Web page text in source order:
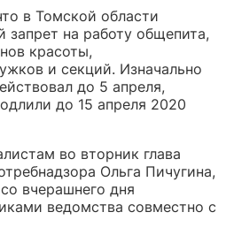
в Томской области
запрет на работу общепита,
красоты,
и секций. Изначально
до 5 апреля,
до 15 апреля 2020
во вторник глава
Ольга Пичугина,
вчерашнего дня
ведомства совместно с